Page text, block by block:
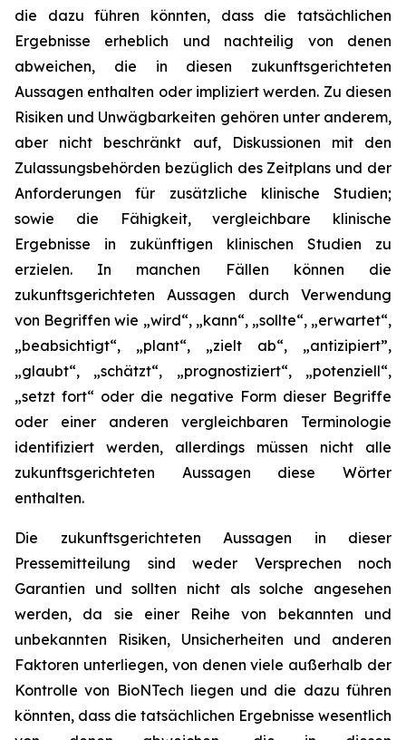
die dazu führen könnten, dass die tatsächlichen
Ergebnisse erheblich und nachteilig von denen
abweichen, die in diesen zukunftsgerichteten
Aussagen enthalten oder impliziert werden. Zu diesen
Risiken und Unwägbarkeiten gehören unter anderem,
aber nicht beschränkt auf, Diskussionen mit den
Zulassungsbehörden bezüglich des Zeitplans und der
Anforderungen für zusätzliche klinische Studien;
sowie die Fähigkeit, vergleichbare klinische
Ergebnisse in zukünftigen klinischen Studien zu
erzielen. In manchen Fällen können die
zukunftsgerichteten Aussagen durch Verwendung
von Begriffen wie „wird“, „kann“, „sollte“, „erwartet“,
„beabsichtigt“, „plant“, „zielt ab“, „antizipiert”,
„glaubt“, „schätzt“, „prognostiziert“, „potenziell“,
„setzt fort“ oder die negative Form dieser Begriffe
oder einer anderen vergleichbaren Terminologie
identifiziert werden, allerdings müssen nicht alle
zukunftsgerichteten Aussagen diese Wörter
enthalten.
Die zukunftsgerichteten Aussagen in dieser
Pressemitteilung sind weder Versprechen noch
Garantien und sollten nicht als solche angesehen
werden, da sie einer Reihe von bekannten und
unbekannten Risiken, Unsicherheiten und anderen
Faktoren unterliegen, von denen viele außerhalb der
Kontrolle von BioNTech liegen und die dazu führen
könnten, dass die tatsächlichen Ergebnisse wesentlich